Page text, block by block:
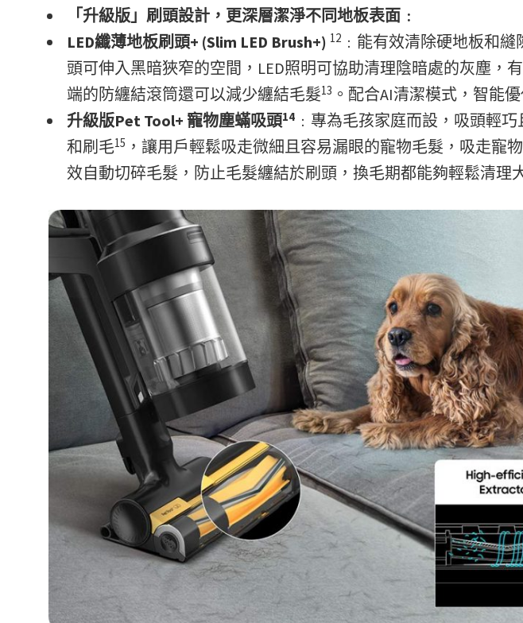
「升級版」刷頭設計，更深層潔淨不同地板表面﹕
LED纖薄地板刷頭+ (Slim LED Brush+) 12 ﹕能有效清除硬地板和
頭可伸入黑暗狹窄的空間，LED照明可協助清理陰暗處的灰塵，
端的防纏結滾筒還可以減少纏結毛髮13 。配合AI清潔模式，智能
升級版Pet Tool+ 寵物塵蟎吸頭14 ﹕專為毛孩家庭而設，吸頭輕
和刷毛15 ，讓用戶輕鬆吸走微細且容易漏眼的寵物毛髮，吸走寵
效自動切碎毛髮，防止毛髮纏結於刷頭，換毛期都能夠輕鬆清理